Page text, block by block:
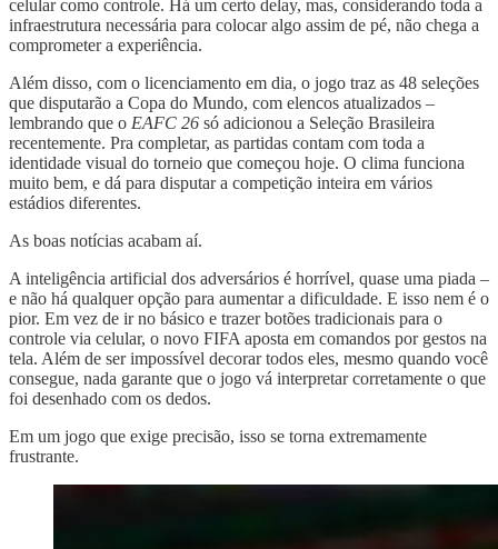
celular como controle. Há um certo delay, mas, considerando toda a
infraestrutura necessária para colocar algo assim de pé, não chega a
comprometer a experiência.
Além disso, com o licenciamento em dia, o jogo traz as 48 seleções
que disputarão a Copa do Mundo, com elencos atualizados –
lembrando que o EAFC 26 só adicionou a Seleção Brasileira
recentemente. Pra completar, as partidas contam com toda a
identidade visual do torneio que começou hoje. O clima funciona
muito bem, e dá para disputar a competição inteira em vários
estádios diferentes.
As boas notícias acabam aí.
A inteligência artificial dos adversários é horrível, quase uma piada –
e não há qualquer opção para aumentar a dificuldade. E isso nem é o
pior. Em vez de ir no básico e trazer botões tradicionais para o
controle via celular, o novo FIFA aposta em comandos por gestos na
tela. Além de ser impossível decorar todos eles, mesmo quando você
consegue, nada garante que o jogo vá interpretar corretamente o que
foi desenhado com os dedos.
Em um jogo que exige precisão, isso se torna extremamente
frustrante.